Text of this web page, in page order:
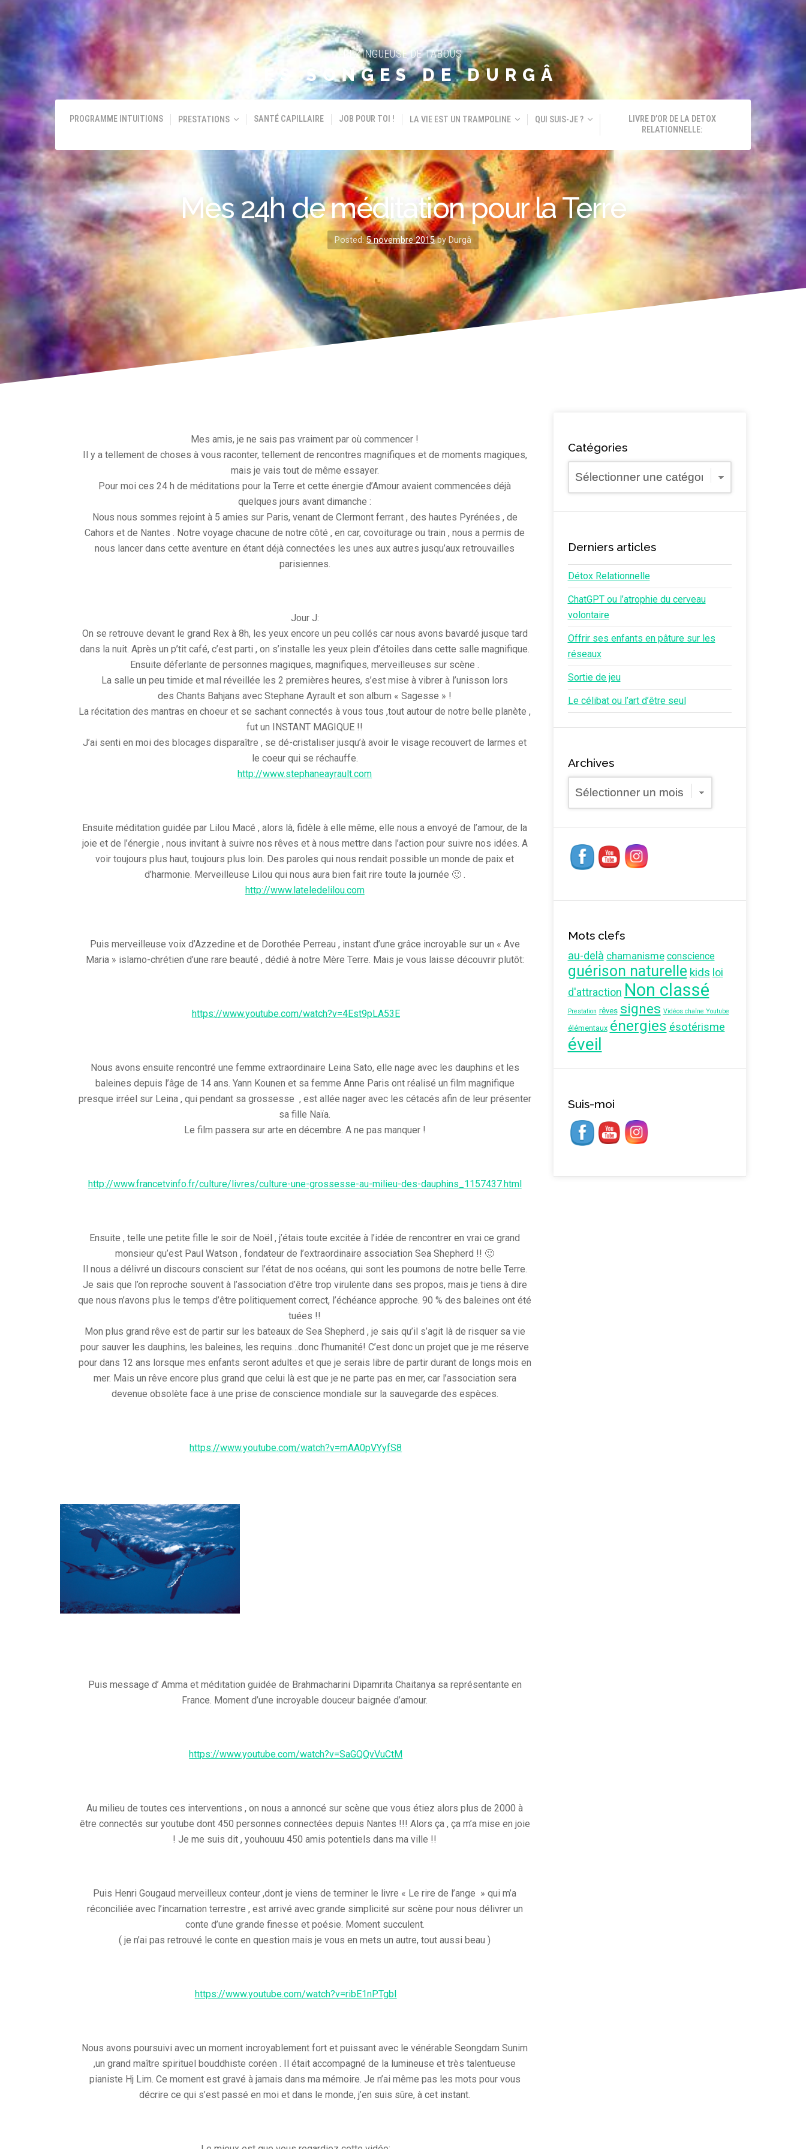
DÉZINGUEUSE DE TABOUS
LES SONGES DE DURGÂ
PROGRAMME INTUITIONS PRESTATIONS SANTÉ CAPILLAIRE JOB POUR TOI ! LA VIE EST UN TRAMPOLINE QUI SUIS-JE ?
LIVRE D’OR DE LA DETOX
RELATIONNELLE:
Mes 24h de méditation pour la Terre
Posted:5 novembre 2015by Durgâ
Mes amis, je ne sais pas vraiment par où commencer !
Il y a tellement de choses à vous raconter, tellement de rencontres magnifiques et de moments magiques,
mais je vais tout de même essayer.
Pour moi ces 24 h de méditations pour la Terre et cette énergie d’Amour avaient commencées déjà
quelques jours avant dimanche :
Nous nous sommes rejoint à 5 amies sur Paris, venant de Clermont ferrant , des hautes Pyrénées , de
Cahors et de Nantes . Notre voyage chacune de notre côté , en car, covoiturage ou train , nous a permis de
nous lancer dans cette aventure en étant déjà connectées les unes aux autres jusqu’aux retrouvailles
parisiennes.
Jour J:
On se retrouve devant le grand Rex à 8h, les yeux encore un peu collés car nous avons bavardé jusque tard
dans la nuit. Après un p’tit café, c’est parti , on s’installe les yeux plein d’étoiles dans cette salle magnifique.
Ensuite déferlante de personnes magiques, magnifiques, merveilleuses sur scène .
La salle un peu timide et mal réveillée les 2 premières heures, s’est mise à vibrer à l’unisson lors
des Chants Bahjans avec Stephane Ayrault et son album « Sagesse » !
La récitation des mantras en choeur et se sachant connectés à vous tous ,tout autour de notre belle planète ,
fut un INSTANT MAGIQUE !!
J’ai senti en moi des blocages disparaître , se dé-cristaliser jusqu’à avoir le visage recouvert de larmes et
le coeur qui se réchauffe.
http://www.stephaneayrault.com
Ensuite méditation guidée par Lilou Macé , alors là, fidèle à elle même, elle nous a envoyé de l’amour, de la
joie et de l’énergie , nous invitant à suivre nos rêves et à nous mettre dans l’action pour suivre nos idées. A
voir toujours plus haut, toujours plus loin. Des paroles qui nous rendait possible un monde de paix et
d’harmonie. Merveilleuse Lilou qui nous aura bien fait rire toute la journée 🙂 .
http://www.lateledelilou.com
Puis merveilleuse voix d’Azzedine et de Dorothée Perreau , instant d’une grâce incroyable sur un « Ave
Maria » islamo-chrétien d’une rare beauté , dédié à notre Mère Terre. Mais je vous laisse découvrir plutôt:
https://www.youtube.com/watch?v=4Est9pLA53E
Nous avons ensuite rencontré une femme extraordinaire Leina Sato, elle nage avec les dauphins et les
baleines depuis l’âge de 14 ans. Yann Kounen et sa femme Anne Paris ont réalisé un film magnifique
presque irréel sur Leina , qui pendant sa grossesse , est allée nager avec les cétacés afin de leur présenter
sa fille Naïa.
Le film passera sur arte en décembre. A ne pas manquer !
http://www.francetvinfo.fr/culture/livres/culture-une-grossesse-au-milieu-des-dauphins_1157437.html
Ensuite , telle une petite fille le soir de Noël , j’étais toute excitée à l’idée de rencontrer en vrai ce grand
monsieur qu’est Paul Watson , fondateur de l’extraordinaire association Sea Shepherd !! 🙂
Il nous a délivré un discours conscient sur l’état de nos océans, qui sont les poumons de notre belle Terre.
Je sais que l’on reproche souvent à l’association d’être trop virulente dans ses propos, mais je tiens à dire
que nous n’avons plus le temps d’être politiquement correct, l’échéance approche. 90 % des baleines ont été
tuées !!
Mon plus grand rêve est de partir sur les bateaux de Sea Shepherd , je sais qu’il s’agit là de risquer sa vie
pour sauver les dauphins, les baleines, les requins…donc l’humanité! C’est donc un projet que je me réserve
pour dans 12 ans lorsque mes enfants seront adultes et que je serais libre de partir durant de longs mois en
mer. Mais un rêve encore plus grand que celui là est que je ne parte pas en mer, car l’association sera
devenue obsolète face à une prise de conscience mondiale sur la sauvegarde des espèces.
https://www.youtube.com/watch?v=mAA0pVYyfS8
Puis message d’ Amma et méditation guidée de Brahmacharini Dipamrita Chaitanya sa représentante en
France. Moment d’une incroyable douceur baignée d’amour.
https://www.youtube.com/watch?v=SaGQQvVuCtM
Au milieu de toutes ces interventions , on nous a annoncé sur scène que vous étiez alors plus de 2000 à
être connectés sur youtube dont 450 personnes connectées depuis Nantes !!! Alors ça , ça m’a mise en joie
! Je me suis dit , youhouuu 450 amis potentiels dans ma ville !!
Puis Henri Gougaud merveilleux conteur ,dont je viens de terminer le livre « Le rire de l’ange » qui m’a
réconciliée avec l’incarnation terrestre , est arrivé avec grande simplicité sur scène pour nous délivrer un
conte d’une grande finesse et poésie. Moment succulent.
( je n’ai pas retrouvé le conte en question mais je vous en mets un autre, tout aussi beau )
https://www.youtube.com/watch?v=ribE1nPTgbI
Nous avons poursuivi avec un moment incroyablement fort et puissant avec le vénérable Seongdam Sunim
,un grand maître spirituel bouddhiste coréen . Il était accompagné de la lumineuse et très talentueuse
pianiste Hj Lim. Ce moment est gravé à jamais dans ma mémoire. Je n’ai même pas les mots pour vous
décrire ce qui s’est passé en moi et dans le monde, j’en suis sûre, à cet instant.
Catégories
Derniers articles
Détox Relationnelle
ChatGPT ou l’atrophie du cerveau
volontaire
Offrir ses enfants en pâture sur les
réseaux
Sortie de jeu
Le célibat ou l’art d’être seul
Archives
Mots clefs
au-delà chamanisme conscience
guérison naturelle kids loi
d'attraction Non classé
Prestation rêves signes Vidéos chaîne Youtube
élémentaux énergies ésotérisme
éveil
Suis-moi